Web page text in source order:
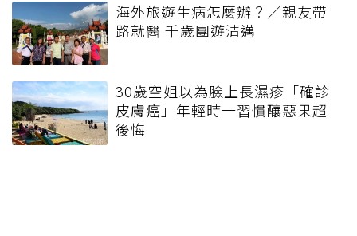
海外旅遊生病怎麼辦？／親友帶
路就醫 千歲團遊清邁
30歲空姐以為臉上長濕疹「確診
皮膚癌」年輕時一習慣釀惡果超
後悔